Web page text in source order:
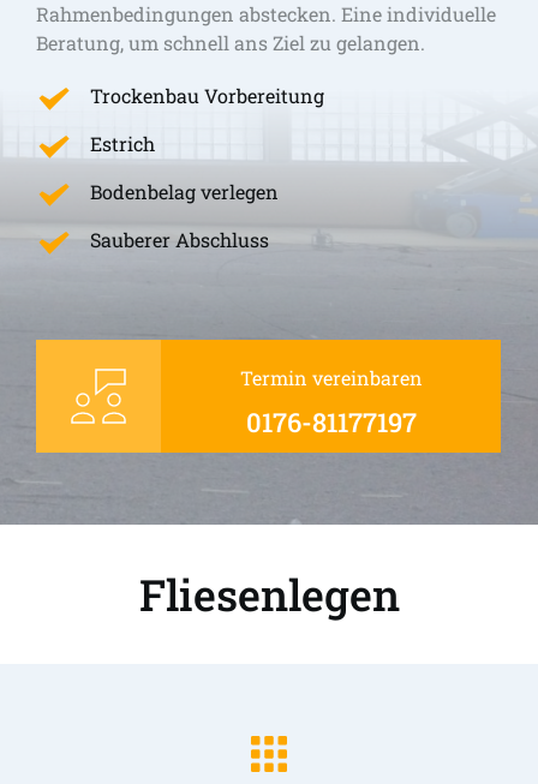
Rahmenbedingungen abstecken. Eine individuelle
Beratung, um schnell ans Ziel zu gelangen.
Trockenbau Vorbereitung
Estrich
Bodenbelag verlegen
Sauberer Abschluss
Termin vereinbaren
0176-81177197
Fliesenlegen